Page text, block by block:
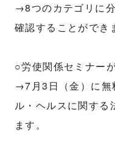
→8つのカテゴリに
確認することができ
○労使関係セミナー
→7月3日（金）に無
ル・ヘルスに関する
ます。